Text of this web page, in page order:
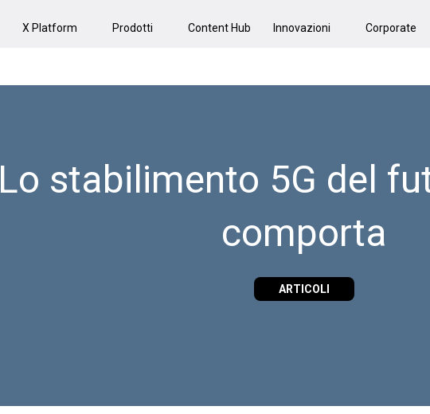
X Platform Prodotti Content Hub Innovazioni Corporate
Lo stabilimento 5G del
comporta
ARTICOLI